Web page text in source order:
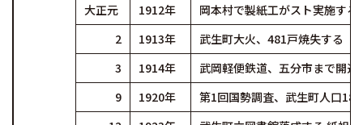
大正元 1912年
岡本村で製紙工がスト実施する
2
1913年
武生町大火、481戸焼失する
3
1914年
武岡軽便鉄道、五分市まで開通
9
1920年
第1回国勢調査、武生町人口